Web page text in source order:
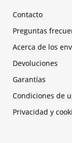
Contacto
Preguntas
Acerca de los
Devoluciones
Garantías
Condiciones de
Privacidad y